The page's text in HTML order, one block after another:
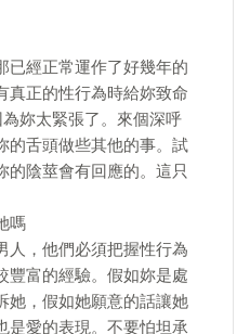
已經正常運作了好幾年的
真正的性行為時給妳致命
妳太緊張了。來個深呼
的舌頭做些其他的事。試
的陰莖會有回應的。這只
嗎
人，他們必須把握性行為
豐富的經驗。假如妳是處
她，假如她願意的話讓她
是愛的表現。不要怕坦承